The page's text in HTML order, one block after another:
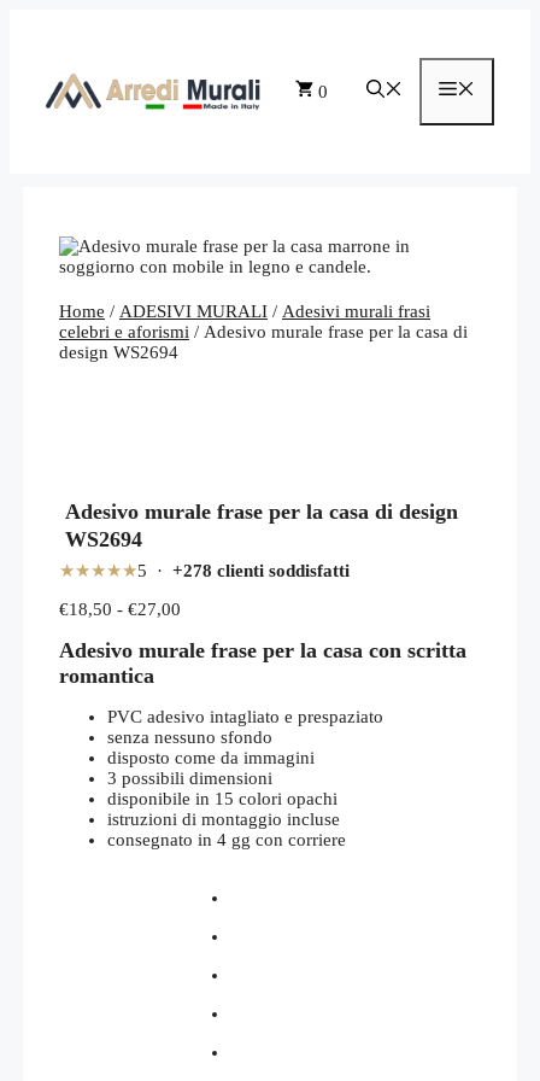
0
Home / ADESIVI MURALI / Adesivi murali frasi
celebri e aforismi / Adesivo murale frase per la casa di
design WS2694
Adesivo murale frase per la casa di design
WS2694
★★★★★5 · +278 clienti soddisfatti
€18,50 - €27,00
prezzo:
a
€27,00
Adesivo murale frase per la casa con scritta
romantica
PVC adesivo intagliato e prespaziato
senza nessuno sfondo
disposto come da immagini
3 possibili dimensioni
disponibile in 15 colori opachi
istruzioni di montaggio incluse
consegnato in 4 gg con corriere